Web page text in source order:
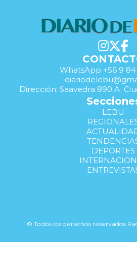
WhatsApp +56 9 84
Dirección: Saavedra 890 A,
LEBU
DEPORTES
© Todos los derechos reservados